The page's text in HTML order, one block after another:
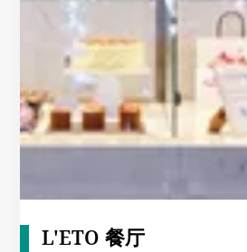
L'ETO 餐厅